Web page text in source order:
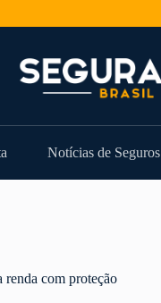
Notícias de Seguros
renda com proteção